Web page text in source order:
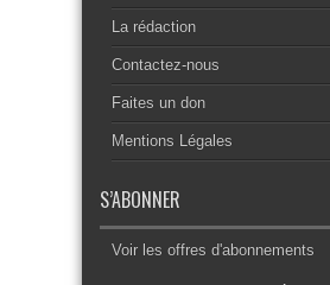
La rédaction
Contactez-nous
Faites un don
Mentions Légales
S’ABONNER
Voir les offres d'abonnements